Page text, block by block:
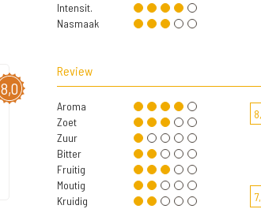
Intensit.
Nasmaak
8,0
Review
Aroma
Zoet
Zuur
Bitter
Fruitig
Moutig
Kruidig